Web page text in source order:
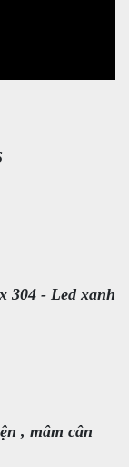
304 - Led xanh
, mâm cân